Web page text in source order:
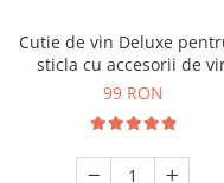
Cutie de vin Deluxe
sticla cu accesorii de
incluse piele ecologica de
99 RON